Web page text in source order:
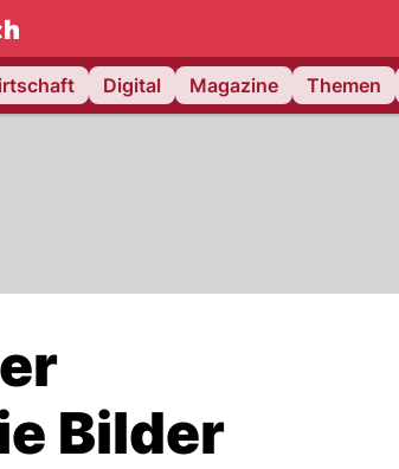
Digital Magazine Themen
Bilder